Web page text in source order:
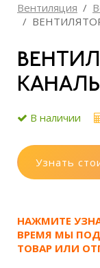
Вентиляция
В наличии
Узнать
НАЖМИТЕ
ВРЕМЯ МЫ
ТОВАР ИЛИ